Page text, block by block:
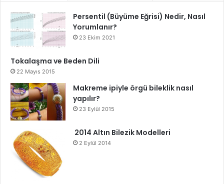
Persentil (Büyüme Eğrisi) Nedir, Nasıl
Yorumlanır?
23 Ekim 2021
Tokalaşma ve Beden Dili
22 Mayıs 2015
Makreme ipiyle örgü bileklik nasıl
yapılır?
23 Eylül 2015
2014 Altın Bilezik Modelleri
2 Eylül 2014